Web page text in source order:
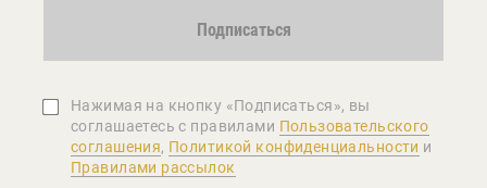
Подписаться
Нажимая на кнопку «Подписаться», вы
соглашаетеcь с правилами Пользовательского
соглашения, Политикой конфиденциальности и
Правилами рассылок